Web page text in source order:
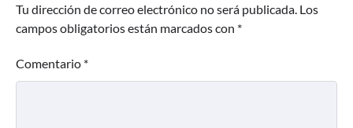
Tu dirección de correo electrónico no será publicada. Los
campos obligatorios están marcados con *
Comentario *